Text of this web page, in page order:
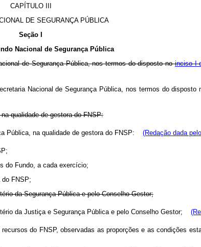
CAPÍTULO III
DE SEGURANÇA PÚBLICA
Seção I
Nacional de Segurança Pública
de Segurança Pública, nos termos do disposto noinciso I
Nacional de Segurança Pública, nos termos do disposto
qualidade de gestora do FNSP:
Pública, na qualidade de gestora do FNSP: (Redação dada
do Fundo, a cada exercício;
do FNSP;
da Segurança Pública e pelo Conselho Gestor;
da Justiça e Segurança Pública e pelo Conselho Gestor;
do FNSP, observadas as proporções e as condições